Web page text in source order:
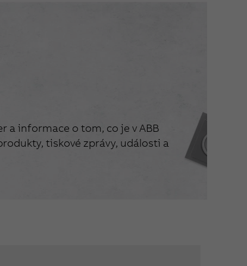
a informace o tom, co je v ABB
tiskové zprávy, události a